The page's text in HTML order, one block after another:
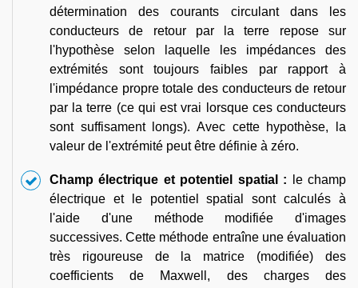
détermination des courants circulant dans les
conducteurs de retour par la terre repose sur
l'hypothèse selon laquelle les impédances des
extrémités sont toujours faibles par rapport à
l'impédance propre totale des conducteurs de retour
par la terre (ce qui est vrai lorsque ces conducteurs
sont suffisament longs). Avec cette hypothèse, la
valeur de l'extrémité peut être définie à zéro.
Champ électrique et potentiel spatial : le champ
électrique et le potentiel spatial sont calculés à
l'aide d'une méthode modifiée d'images
successives. Cette méthode entraîne une évaluation
très rigoureuse de la matrice (modifiée) des
coefficients de Maxwell, des charges des